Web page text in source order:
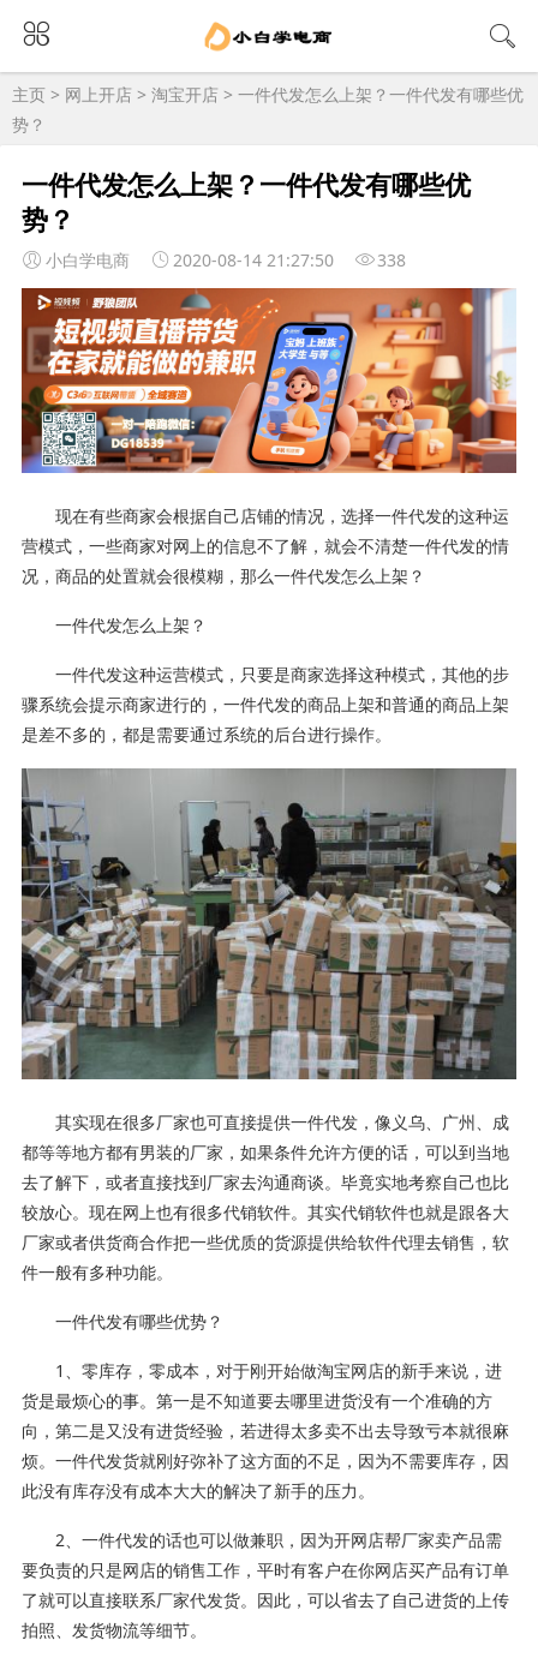
主页 > 网上开店 > 淘宝开店 > 一件代发怎么上架？一件代发有哪些优
势？
一件代发怎么上架？一件代发有哪些优
势？
小白学电商 2020-08-14 21:27:50 338
现在有些商家会根据自己店铺的情况，选择一件代发的这种运
营模式，一些商家对网上的信息不了解，就会不清楚一件代发的情
况，商品的处置就会很模糊，那么一件代发怎么上架？
一件代发怎么上架？
一件代发这种运营模式，只要是商家选择这种模式，其他的步
骤系统会提示商家进行的，一件代发的商品上架和普通的商品上架
是差不多的，都是需要通过系统的后台进行操作。
其实现在很多厂家也可直接提供一件代发，像义乌、广州、成
都等等地方都有男装的厂家，如果条件允许方便的话，可以到当地
去了解下，或者直接找到厂家去沟通商谈。毕竟实地考察自己也比
较放心。现在网上也有很多代销软件。其实代销软件也就是跟各大
厂家或者供货商合作把一些优质的货源提供给软件代理去销售，软
件一般有多种功能。
一件代发有哪些优势？
1、零库存，零成本，对于刚开始做淘宝网店的新手来说，进
货是最烦心的事。第一是不知道要去哪里进货没有一个准确的方
向，第二是又没有进货经验，若进得太多卖不出去导致亏本就很麻
烦。一件代发货就刚好弥补了这方面的不足，因为不需要库存，因
此没有库存没有成本大大的解决了新手的压力。
2、一件代发的话也可以做兼职，因为开网店帮厂家卖产品需
要负责的只是网店的销售工作，平时有客户在你网店买产品有订单
了就可以直接联系厂家代发货。因此，可以省去了自己进货的上传
拍照、发货物流等细节。